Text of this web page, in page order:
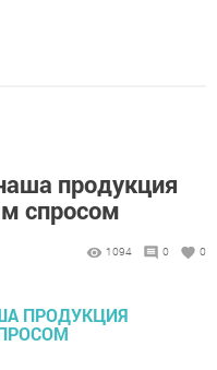
продукция
спросом
1094 0 0